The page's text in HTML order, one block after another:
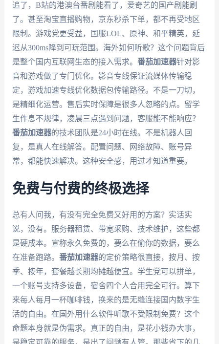
追了，B站的港澳台番剧能看了，爱奇艺的国产剧能刷
了。甚至淘宝直播购物，京东秒杀下单，都不再受地区
限制。游戏党更受益，国服LOL、原神、和平精英，延
迟从300ms降到可玩范围。海外如何听歌？这个问题背后
是整个国内互联网生态的接入需求。 番茄加速器针对影
音和游戏做了专门优化。影音专线保证流媒体传输稳
定，游戏加速专线优化数据包传输路径。不是一刀切，
是精细化运营。售后实时保障是很多人忽略的点。留学
生作息不规律，凌晨三点遇到问题，客服能不能响应？
番茄加速器的技术团队是24小时在线。不是机器人回
复，是真人在线解答。配置问题、网络故障、账号异
常，都能快速解决。这种安全感，用过才知道重要。
免费与付费的终极选择
总有人问我，有没有完全免费又好用的方案？实话实
说，没有。服务器租赁、带宽采购、技术维护，这些都
是硬成本。宣称永久免费的，要么在偷你的数据，要么
在准备跑路。 番茄加速器的定价策略很直接，按月、按
季、按年，套餐越长期均摊越便宜。学生党可以拼单，
一个账号支持多设备，宿舍四个人合用完全可行。算下
来每人每月一杯咖啡钱，换来的是无缝连接国内数字生
活的自由。在国外用什么软件听歌不受限制免费？这个
命题本身就是伪需求。真正的自由，是花小钱办大事，